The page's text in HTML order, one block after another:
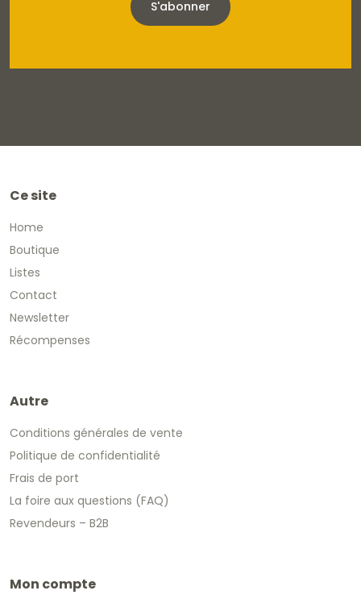
S'abonner
Ce site
Home
Boutique
Listes
Contact
Newsletter
Récompenses
Autre
Conditions générales de vente
Politique de confidentialité
Frais de port
La foire aux questions (FAQ)
Revendeurs – B2B
Mon compte